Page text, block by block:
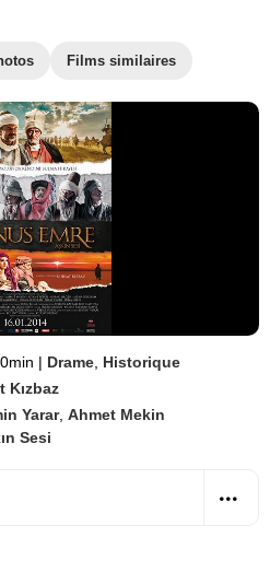
Films similaires
| Drame Historique
Kızbaz
Yarar, Ahmet Mekin
Sesi